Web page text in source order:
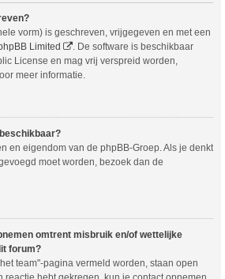
vorm) is geschreven, vrijgegeven en met een
Limited
. De software is beschikbaar
License en mag vrij verspreid worden,
meer informatie.
en eigendom van de phpBB-Groep. Als je denkt
moet worden, bezoek dan de
omtrent misbruik en/of wettelijke
forum?
team"-pagina vermeld worden, staan open